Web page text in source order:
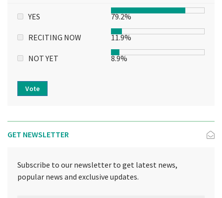
YES 79.2%
RECITING NOW 11.9%
NOT YET 8.9%
Vote
GET NEWSLETTER
Subscribe to our newsletter to get latest news,
popular news and exclusive updates.